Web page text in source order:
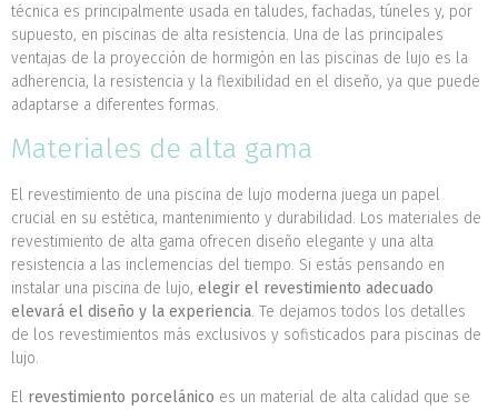
técnica es principalmente usada en taludes, fachadas, túneles y, por
supuesto, en piscinas de alta resistencia. Una de las principales
ventajas de la proyección de hormigón en las piscinas de lujo es la
adherencia, la resistencia y la flexibilidad en el diseño, ya que puede
adaptarse a diferentes formas.
Materiales de alta gama
El revestimiento de una piscina de lujo moderna juega un papel
crucial en su estética, mantenimiento y durabilidad. Los materiales de
revestimiento de alta gama ofrecen diseño elegante y una alta
resistencia a las inclemencias del tiempo. Si estás pensando en
instalar una piscina de lujo, elegir el revestimiento adecuado
elevará el diseño y la experiencia. Te dejamos todos los detalles
de los revestimientos más exclusivos y sofisticados para piscinas de
lujo.
El revestimiento porcelánico es un material de alta calidad que se